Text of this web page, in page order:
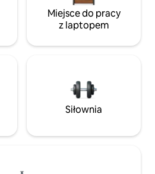
Miejsce do pracy
z laptopem
Siłownia